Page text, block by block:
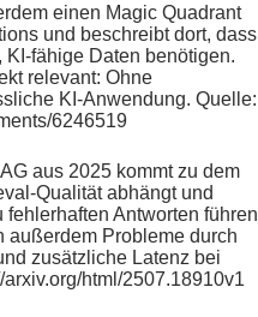
einen Magic Quadrant
und beschreibt dort, dass
fähige Daten benötigen.
relevant: Ohne
KI-Anwendung. Quelle:
6246519
aus 2025 kommt zu dem
Qualität abhängt und
Antworten führen
außerdem Probleme durch
zusätzliche Latenz bei
html/2507.18910v1